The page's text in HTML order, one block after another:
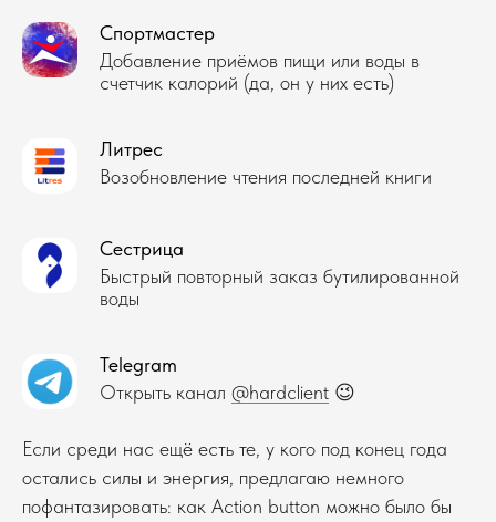
Спортмастер
Добавление приёмов пищи или воды в
счетчик калорий (да, он у них есть)
Литрес
Возобновление чтения последней книги
Сестрица
Быстрый повторный заказ бутилированной
воды
Telegram
Открыть канал @hardclient 😉
Если среди нас ещё есть те, у кого под конец года
остались силы и энергия, предлагаю немного
пофантазировать: как Action button можно было бы